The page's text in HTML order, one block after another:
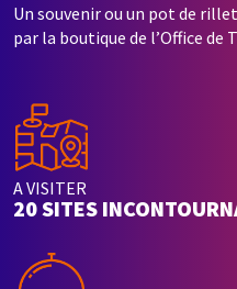
Un souvenir ou un pot de
par la boutique de l’Office de
A VISITER
20 SITES